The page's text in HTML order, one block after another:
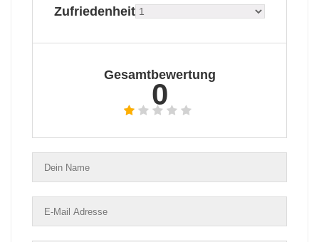
Zufriedenheit
Gesamtbewertung
0